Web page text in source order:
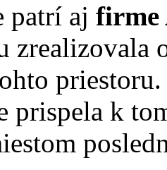
patrí aj firme
zrealizovala
prispela k